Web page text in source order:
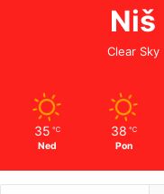
Niš
Clear Sky
35 ℃
Ned
38 ℃
Pon